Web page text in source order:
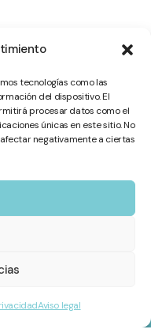
tecnologías como las
del dispositivo. El
procesar datos como el
únicas en este sitio. No
negativamente a ciertas
Aviso legal